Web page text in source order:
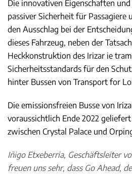
Die innovativen Eigenschaften
passiver Sicherheit für Passagiere
den Ausschlag bei der
dieses Fahrzeug, neben der
Heckkonstruktion des Irizar ie
Sicherheitsstandards für den
hinter Bussen von Transport for
Die emissionsfreien Busse von
voraussichtlich Ende 2022
zwischen Crystal Palace und
Iñigo Etxeberria, Geschäftsleiter
freuen uns sehr, dass Go Ahead,